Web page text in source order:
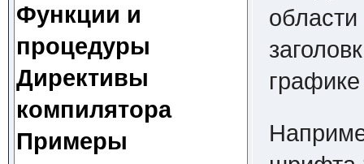
Функции и
процедуры
Директивы
компилятора
Примеры